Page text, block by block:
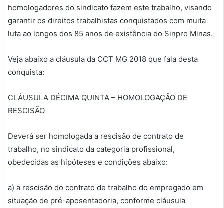
homologadores do sindicato fazem este trabalho, visando
garantir os direitos trabalhistas conquistados com muita
luta ao longos dos 85 anos de existência do Sinpro Minas.
Veja abaixo a cláusula da CCT MG 2018 que fala desta
conquista:
CLÁUSULA DÉCIMA QUINTA – HOMOLOGAÇÃO DE
RESCISÃO
Deverá ser homologada a rescisão de contrato de
trabalho, no sindicato da categoria profissional,
obedecidas as hipóteses e condições abaixo:
a) a rescisão do contrato de trabalho do empregado em
situação de pré-aposentadoria, conforme cláusula